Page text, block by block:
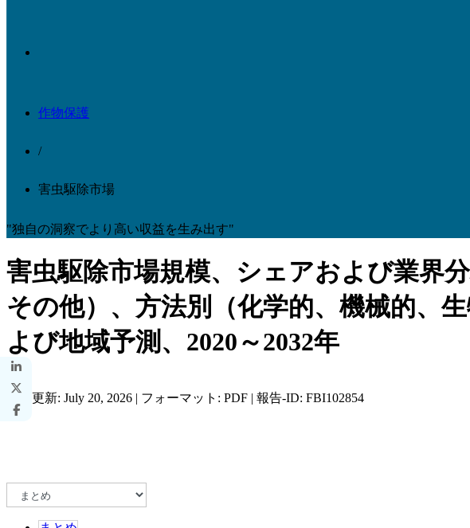
作物保護
/
害虫駆除市場
"独自の洞察でより高い収益を生み出す"
害虫駆除市場規模、シェアおよび業界
その他）、方法別（化学的、機械的、
よび地域予測、2020～2032年
最終更新: July 20, 2026 | フォーマット: PDF | 報告-ID: FBI102854